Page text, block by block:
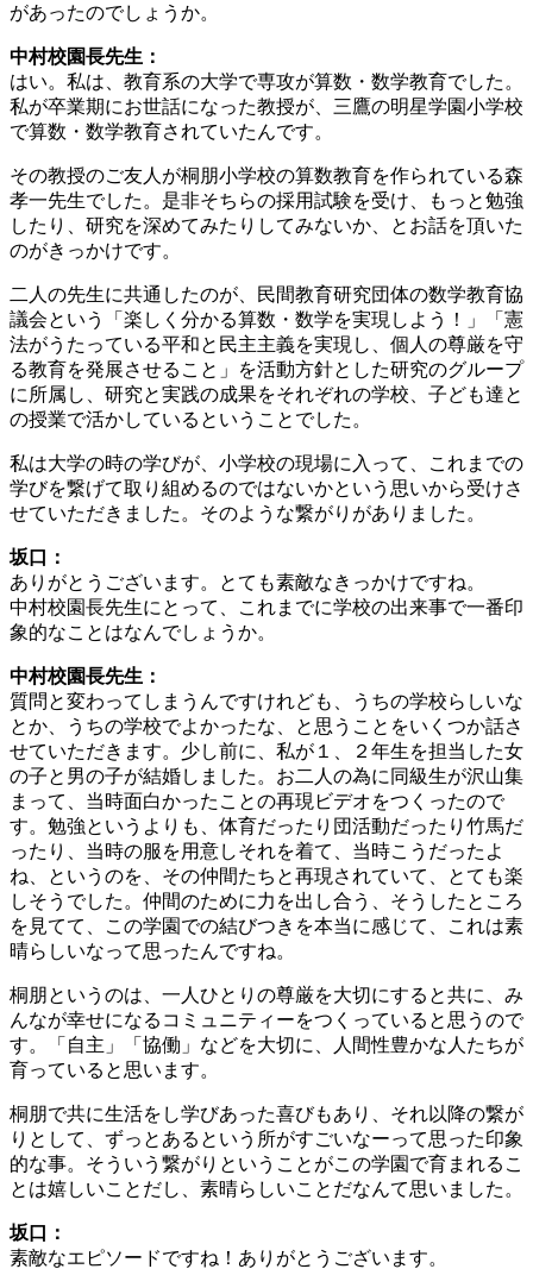
があったのでしょうか。
中村校園長先生：
はい。私は、教育系の大学で専攻が算数・数学教育でした。
私が卒業期にお世話になった教授が、三鷹の明星学園小学校
で算数・数学教育されていたんです。
その教授のご友人が桐朋小学校の算数教育を作られている森
孝一先生でした。是非そちらの採用試験を受け、もっと勉強
したり、研究を深めてみたりしてみないか、とお話を頂いた
のがきっかけです。
二人の先生に共通したのが、民間教育研究団体の数学教育協
議会という「楽しく分かる算数・数学を実現しよう！」「憲
法がうたっている平和と民主主義を実現し、個人の尊厳を守
る教育を発展させること」を活動方針とした研究のグループ
に所属し、研究と実践の成果をそれぞれの学校、子ども達と
の授業で活かしているということでした。
私は大学の時の学びが、小学校の現場に入って、これまでの
学びを繋げて取り組めるのではないかという思いから受けさ
せていただきました。そのような繋がりがありました。
坂口：
ありがとうございます。とても素敵なきっかけですね。
中村校園長先生にとって、これまでに学校の出来事で一番印
象的なことはなんでしょうか。
中村校園長先生：
質問と変わってしまうんですけれども、うちの学校らしいな
とか、うちの学校でよかったな、と思うことをいくつか話さ
せていただきます。少し前に、私が１、２年生を担当した女
の子と男の子が結婚しました。お二人の為に同級生が沢山集
まって、当時面白かったことの再現ビデオをつくったので
す。勉強というよりも、体育だったり団活動だったり竹馬だ
ったり、当時の服を用意しそれを着て、当時こうだったよ
ね、というのを、その仲間たちと再現されていて、とても楽
しそうでした。仲間のために力を出し合う、そうしたところ
を見てて、この学園での結びつきを本当に感じて、これは素
晴らしいなって思ったんですね。
桐朋というのは、一人ひとりの尊厳を大切にすると共に、み
んなが幸せになるコミュニティーをつくっていると思うので
す。「自主」「協働」などを大切に、人間性豊かな人たちが
育っていると思います。
桐朋で共に生活をし学びあった喜びもあり、それ以降の繋が
りとして、ずっとあるという所がすごいなーって思った印象
的な事。そういう繋がりということがこの学園で育まれるこ
とは嬉しいことだし、素晴らしいことだなんて思いました。
坂口：
素敵なエピソードですね！ありがとうございます。